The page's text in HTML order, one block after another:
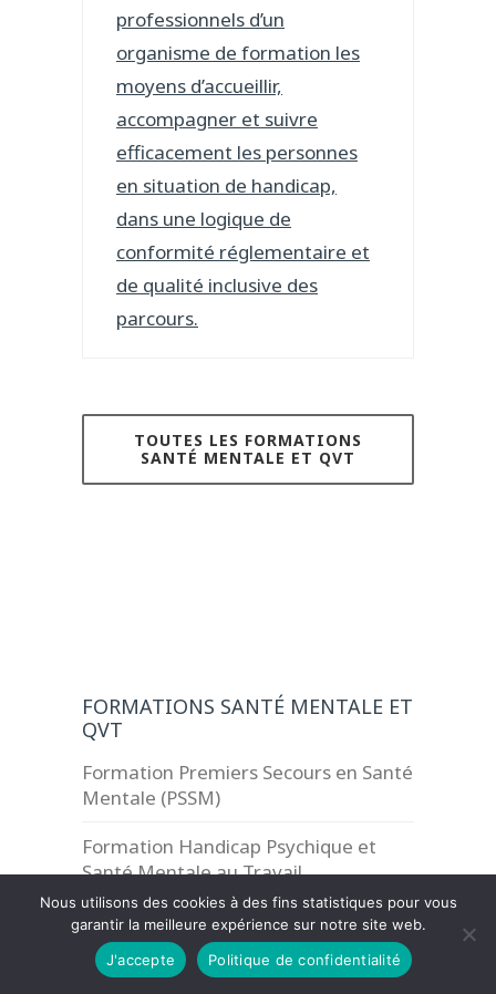
professionnels d’un
organisme de formation les
moyens d’accueillir,
accompagner et suivre
efficacement les personnes
en situation de handicap,
dans une logique de
conformité réglementaire et
de qualité inclusive des
parcours.
TOUTES LES FORMATIONS
SANTÉ MENTALE ET QVT
FORMATIONS SANTÉ MENTALE ET
QVT
Formation Premiers Secours en Santé
Mentale (PSSM)
Formation Handicap Psychique et
Santé Mentale au Travail
Formation Addictions en Entreprise
Formation harcèlement moral, sexuel
Nous utilisons des cookies à des fins statistiques pour vous
garantir la meilleure expérience sur notre site web.
J'accepte
Politique de confidentialité